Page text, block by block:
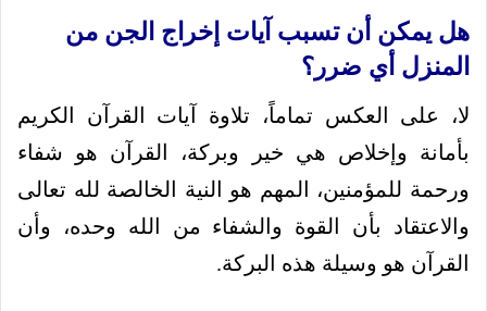
هل يمكن أن تسبب آيات إخراج الجن من
المنزل أي ضرر؟
لا، على العكس تماماً، تلاوة آيات القرآن الكريم
بأمانة وإخلاص هي خير وبركة، القرآن هو شفاء
ورحمة للمؤمنين، المهم هو النية الخالصة لله تعالى
والاعتقاد بأن القوة والشفاء من الله وحده، وأن
القرآن هو وسيلة هذه البركة.